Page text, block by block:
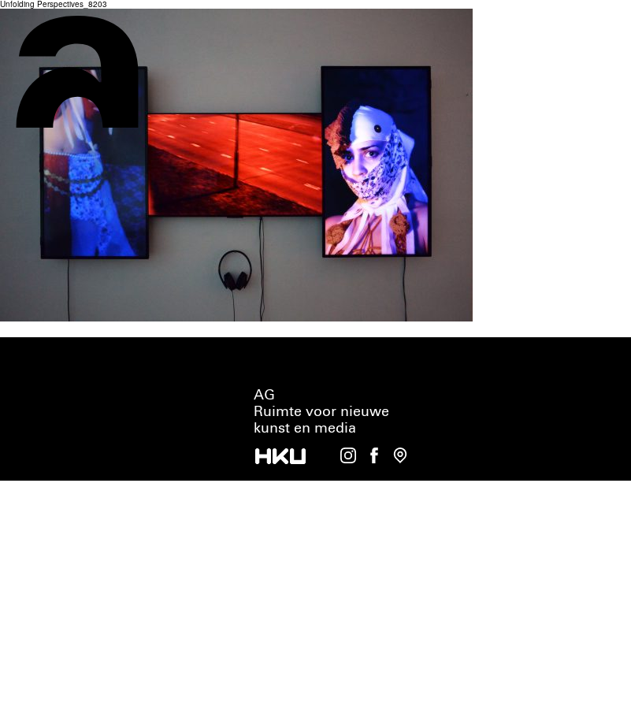
Unfolding Perspectives_8203
AG
Ruimte voor nieuwe
kunst en media